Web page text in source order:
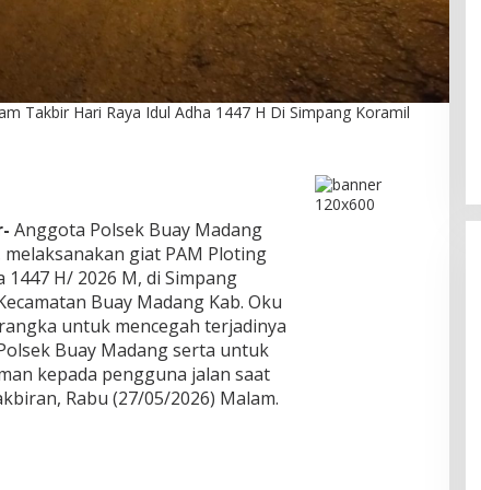
Takbir Hari Raya Idul Adha 1447 H Di Simpang Koramil
Anggota Polsek Buay Madang
giat PAM Ploting
H/ 2026 M, di Simpang
Buay Madang Kab. Oku
untuk mencegah terjadinya
Buay Madang serta untuk
kepada pengguna jalan saat
Rabu (27/05/2026) Malam.
DPC PPP Jakarta Utara Gelar
Ta’aruf / Silaturahmi dan
Musancab 13 September 2026